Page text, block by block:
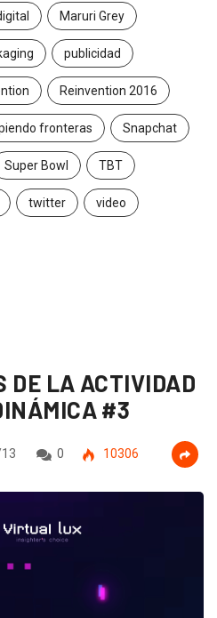
Maruri Grey
publicidad
Reinvention 2016
fronteras Snapchat
Super Bowl TBT
twitter video
DE LA ACTIVIDAD
#3
0 10306